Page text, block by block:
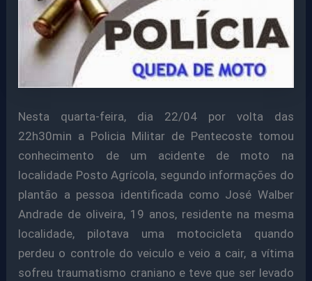
Nesta quarta-feira, dia 22/04 por volta das
22h30min a Policia Militar de Pentecoste tomou
conhecimento de um acidente de moto na
localidade Posto Agrícola, segundo informações do
plantão a pessoa identificada como José Walber
Andrade de oliveira, 19 anos, residente na mesma
localidade, pilotava uma motocicleta quando
perdeu o controle do veiculo e veio a cair, a vítima
sofreu traumatismo craniano e teve que ser levado